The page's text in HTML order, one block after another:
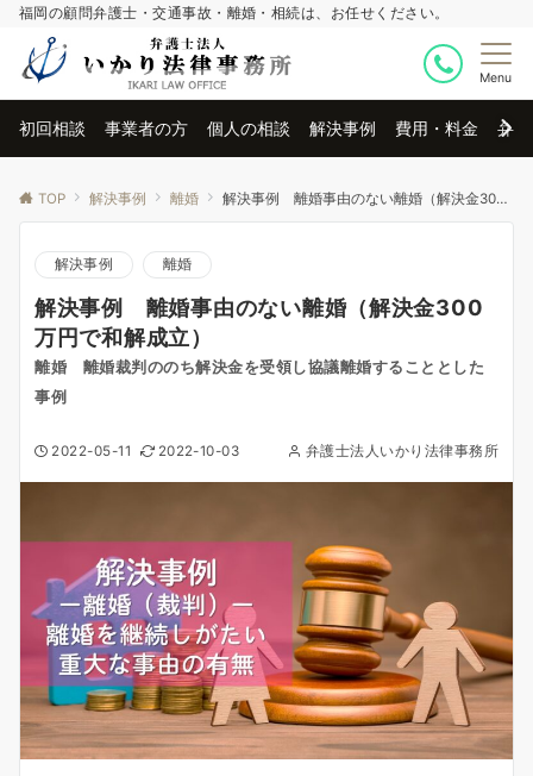
福岡の顧問弁護士・交通事故・離婚・相続は、お任せください。
Menu
初回相談 事業者の方 個人の相談 解決事例 費用・料金 弁
TOP 解決事例 離婚 解決事例 離婚事由のない離婚（解決金300万円で和解成立）
解決事例 離婚
解決事例 離婚事由のない離婚（解決金300
万円で和解成立）
離婚 離婚裁判ののち解決金を受領し協議離婚することとした
事例
2022-05-11 2022-10-03 弁護士法人いかり法律事務所